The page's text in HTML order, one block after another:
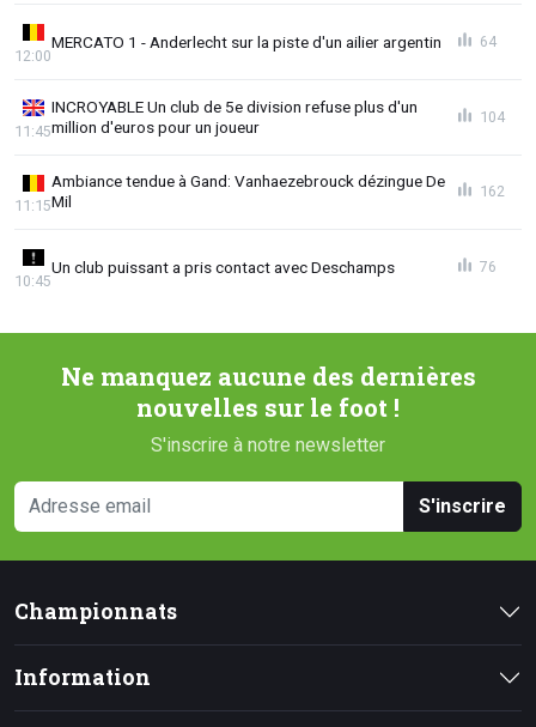
MERCATO 1 - Anderlecht sur la piste d'un ailier argentin
12:00
64
INCROYABLE Un club de 5e division refuse plus d'un
million d'euros pour un joueur
11:45
104
Ambiance tendue à Gand: Vanhaezebrouck dézingue De
Mil
11:15
162
Un club puissant a pris contact avec Deschamps
10:45
76
Ne manquez aucune des dernières
nouvelles sur le foot !
S'inscrire à notre newsletter
S'inscrire
Championnats
Information